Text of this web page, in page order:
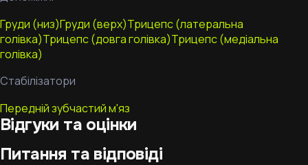
Груди (низ)Груди (верх)Трицепс (латеральна
голівка)Трицепс (довга голівка)Трицепс (медіальна
голівка)
Стабілізатори
Передній зубчастий м'яз
Відгуки та оцінки
Питання та відповіді